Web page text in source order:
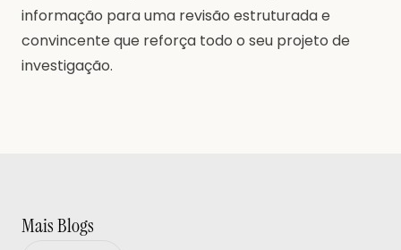
informação para uma revisão estruturada e
convincente que reforça todo o seu projeto de
investigação.
Mais Blogs